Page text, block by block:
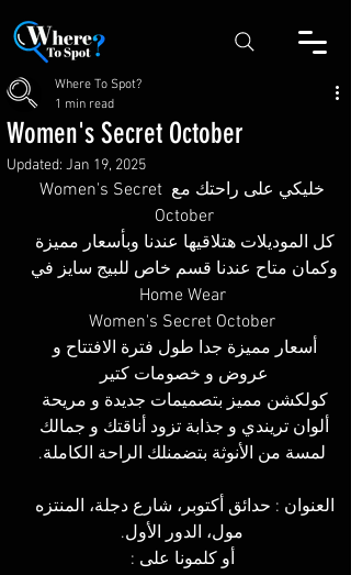
Women's Secret October
Where To Spot?
1 min read
Updated: Jan 19, 2025
خليكي على راحتك مع Women's Secret
October
كل الموديلات هتلاقيها عندنا وبأسعار مميزة
وكمان متاح عندنا قسم خاص للبيج سايز في
Home Wear
Women's Secret October
أسعار مميزة جدا طول فترة الافتتاح و
عروض و خصومات كتير
كولكشن مميز بتصميمات جديدة و مريحة
ألوان تريندي و جذابة تزود أناقتك و جمالك
لمسة من الأنوثة بتضمنلك الراحة الكاملة.
العنوان : حدائق أكتوبر، شارع دجلة، المنتزه
مول، الدور الأول.
أو كلمونا على :